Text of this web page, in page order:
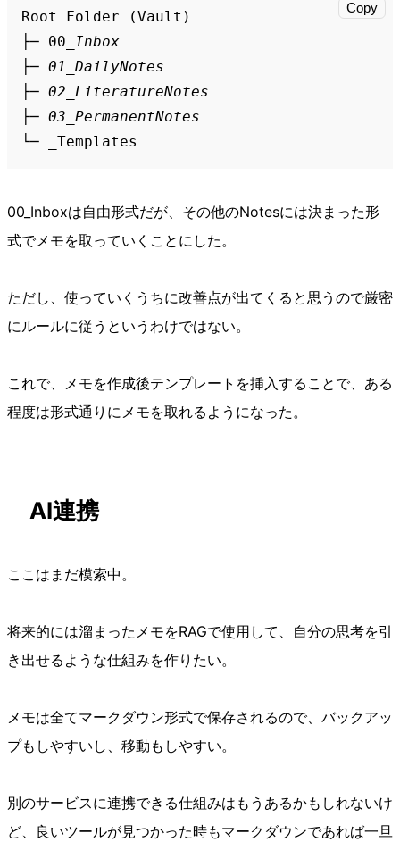
Root Folder (Vault)
├─ 00 _Inbox
├─ 01_DailyNotes
├─ 02_LiteratureNotes
├─ 03_PermanentNotes
└─ _
Copy
00_Inboxは自由形式だが、その他のNotesには決まった形
式でメモを取っていくことにした。
ただし、使っていくうちに改善点が出てくると思うので厳密
にルールに従うというわけではない。
これで、メモを作成後テンプレートを挿入することで、ある
程度は形式通りにメモを取れるようになった。
AI連携
ここはまだ模索中。
将来的には溜まったメモをRAGで使用して、自分の思考を引
き出せるような仕組みを作りたい。
メモは全てマークダウン形式で保存されるので、バックアッ
プもしやすいし、移動もしやすい。
別のサービスに連携できる仕組みはもうあるかもしれないけ
ど、良いツールが見つかった時もマークダウンであれば一旦